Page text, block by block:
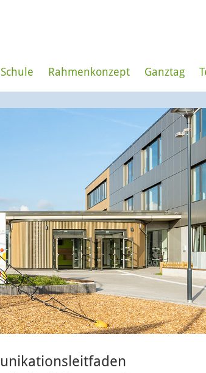
Schule Rahmenkonzept Ganztag